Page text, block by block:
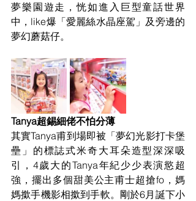
夢樂園遊走，恍如進入巨型童話世界
中，like爆「愛麗絲水晶座駕」及旁邊的
夢幻蘑菇仔。
Tanya超錫細佬不怕分薄
其實Tanya甫到場即被「夢幻光影打卡堡
壘」的標誌式米奇大耳朵造型深深吸
引，4歲大的Tanya年紀少少表演慾超
強，擺出多個甜美公主甫士超搶fo，媽
媽撳手機影相撳到手軟。剛於6月誕下小